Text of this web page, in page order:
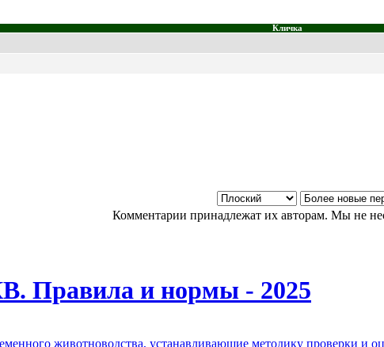
Кличка
Комментарии принадлежат их авторам. Мы не
Правила и нормы - 2025
животноводства, устанавливающие методику проверки и